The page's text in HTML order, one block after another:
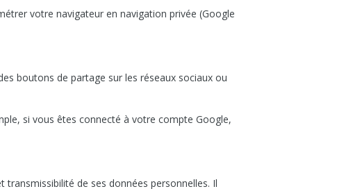
votre navigateur en navigation privée (Google
boutons de partage sur les réseaux sociaux ou
si vous êtes connecté à votre compte Google,
transmissibilité de ses données personnelles. Il